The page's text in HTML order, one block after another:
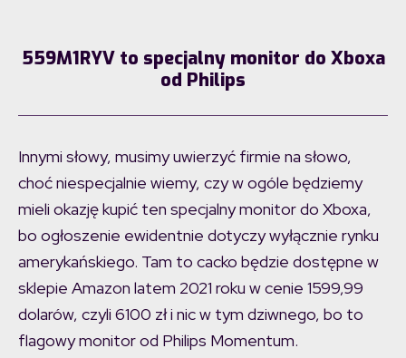
559M1RYV to specjalny monitor do Xboxa
od Philips
Innymi słowy, musimy uwierzyć firmie na słowo,
choć niespecjalnie wiemy, czy w ogóle będziemy
mieli okazję kupić ten specjalny monitor do Xboxa,
bo ogłoszenie ewidentnie dotyczy wyłącznie rynku
amerykańskiego. Tam to cacko będzie dostępne w
sklepie Amazon latem 2021 roku w cenie 1599,99
dolarów, czyli 6100 zł i nic w tym dziwnego, bo to
flagowy monitor od Philips Momentum.